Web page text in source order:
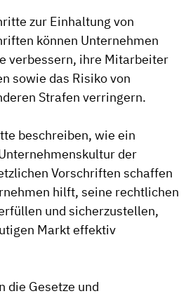
zur Einhaltung von
können Unternehmen
verbessern, ihre Mitarbeiter
sowie das Risiko von
Strafen verringern.
beschreiben, wie ein
der
Vorschriften schaffen
hilft, seine rechtlichen
und sicherzustellen,
Markt effektiv
die Gesetze und